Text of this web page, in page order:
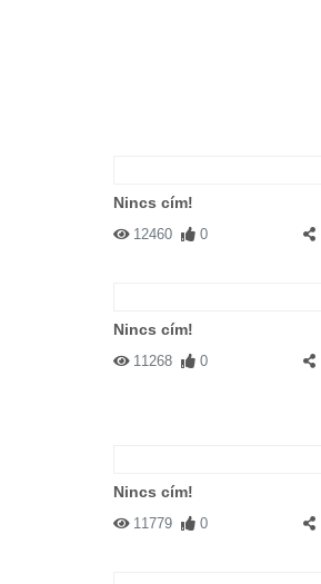
Nincs cím!
12460 0
Nincs cím!
11268 0
Nincs cím!
11779 0